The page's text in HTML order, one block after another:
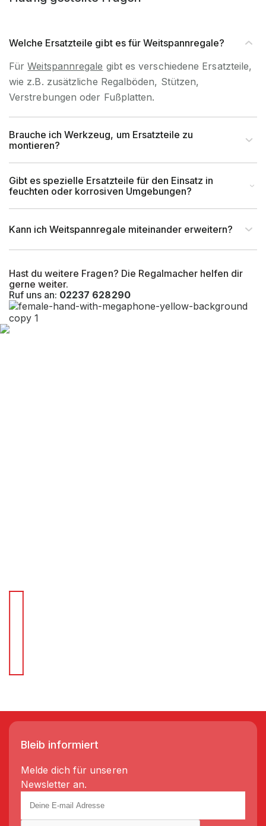
Beständigkeit
Artikel-Höhe (mm) 160 mm
Artikel-Breite (mm) 600 mm
Artikel-Tiefe (mm)
Rasterabstand (mm)
EAN-Nr. 4262476373569
Hast du weitere Fragen? Die Regalmacher helfen dir
gerne weiter.
Ruf uns an: 02237 628290
Welche Ersatzteile gibt es für Weitspannregale?
FürWeitspannregale gibt es verschiedene Ersatzteile,
wie z.B. zusätzliche Regalböden, Stützen,
Verstrebungen oder Fußplatten.
Brauche ich Werkzeug, um Ersatzteile zu
montieren?
Gibt es spezielle Ersatzteile für den Einsatz in
feuchten oder korrosiven Umgebungen?
Kann ich Weitspannregale miteinander erweitern?
Bleib informiert
Melde dich für unseren
Newsletter an.